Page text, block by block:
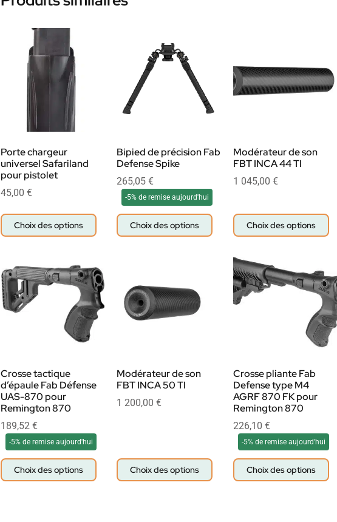
Porte chargeur
universel Safariland
pour pistolet
45,00 €
Choix des options
Bipied de précision Fab
Defense Spike
265,05€
-5% de remise aujourd'hui
Choix des options
Modérateur de son
FBT INCA 44 TI
1 045,00 €
Choix des options
Crosse tactique
d’épaule Fab Défense
UAS-870 pour
Remington 870
189,52 €
-5% de remise aujourd'hui
Choix des options
Modérateur de son
FBT INCA 50 TI
1 200,00€
Choix des options
Crosse pliante Fab
Defense type M4
AGRF 870 FK pour
Remington 870
226,10 €
-5% de remise aujourd'hui
Choix des options